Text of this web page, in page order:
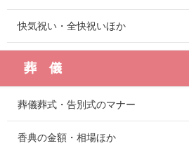
快気祝い・全快祝いほか
葬 儀
葬儀葬式・告別式のマナー
香典の金額・相場ほか